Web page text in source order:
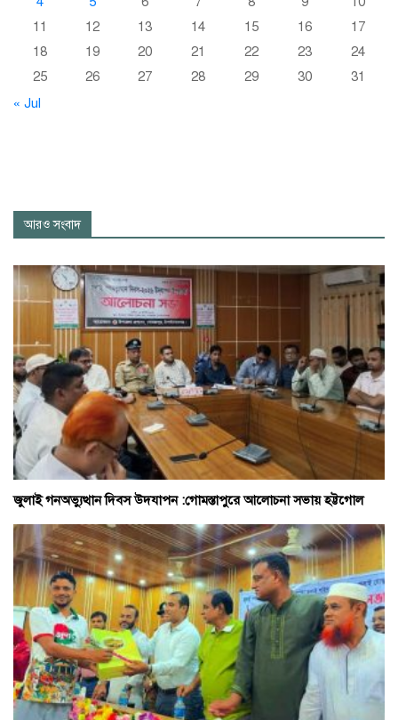
11
12 13 14 15 16
17
18
19 20 21 22 23
24
25
26 27 28 29 30
31
« Jul
আরও সংবাদ
জুলাই গনঅভ্যুত্থান দিবস উদযাপন :গোমস্তাপুরে আলোচনা সভায় হট্টগোল